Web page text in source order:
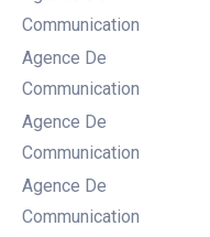
Communication
Agence De
Communication
Agence De
Communication
Agence De
Communication